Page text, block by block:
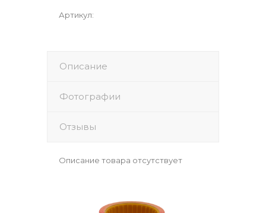
Артикул:
Описание
Фотографии
Отзывы
Описание товара отсутствует